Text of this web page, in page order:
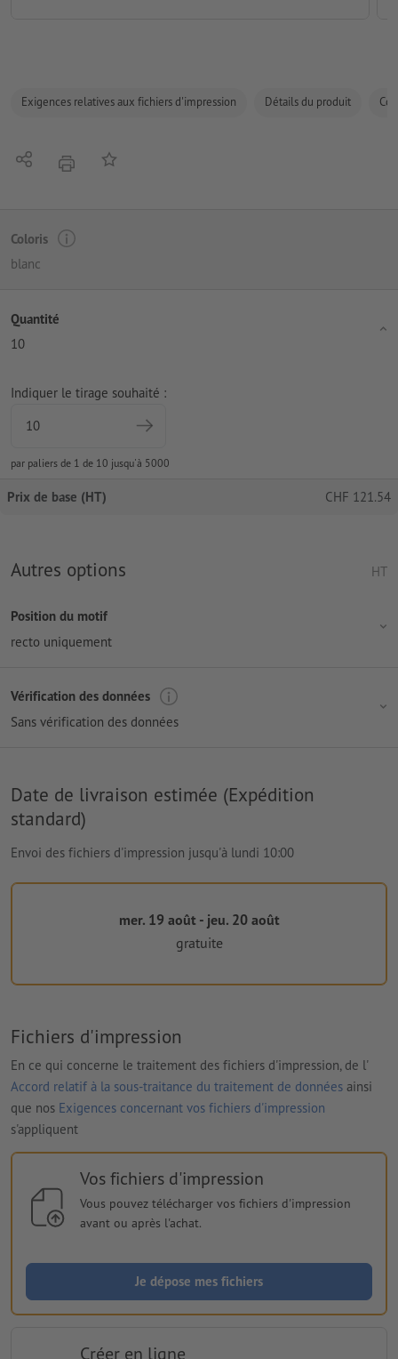
Exigences relatives aux fichiers d'impression Détails du produit
PartagerimprimerAjouter à liste d'article
Coloris
blanc
Quantité
10
Indiquer le tirage souhaité :
par paliers de 1 de 10 jusqu'à 5000
Prix de base (HT) CHF 121.54
Autres options HT
Position du motif
recto uniquement
Vérification des données
Sans vérification des données
Date de livraison estimée (Expédition
standard)
Envoi des fichiers d'impression jusqu'à lundi 10:00
mer. 19 août - jeu. 20 août
gratuite
Fichiers d'impression
En ce qui concerne le traitement des fichiers d'impression, de l'
Accord relatif à la sous-traitance du traitement de données ainsi
que nos Exigences concernant vos fichiers d'impression
s'appliquent
Vos fichiers d'impression
Vous pouvez télécharger vos fichiers d'impression
avant ou après l'achat.
Je dépose mes fichiers
Créer en ligne